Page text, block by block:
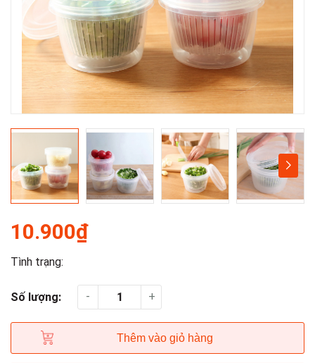
10.900₫
Tình trạng:
Số lượng: - +
Thêm vào giỏ hàng